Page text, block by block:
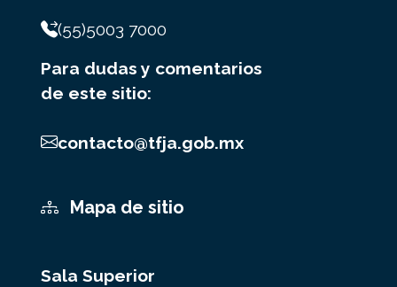
(55)5003 7000
Para dudas y comentarios
de este sitio:
contacto@tfja.gob.mx
Mapa de sitio
Sala Superior